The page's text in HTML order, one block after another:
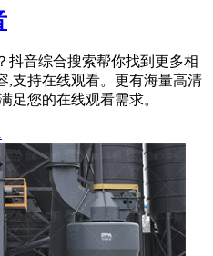
抖音综合搜索帮你找到更多相
,支持在线观看。更有海量高清
足您的在线观看需求。